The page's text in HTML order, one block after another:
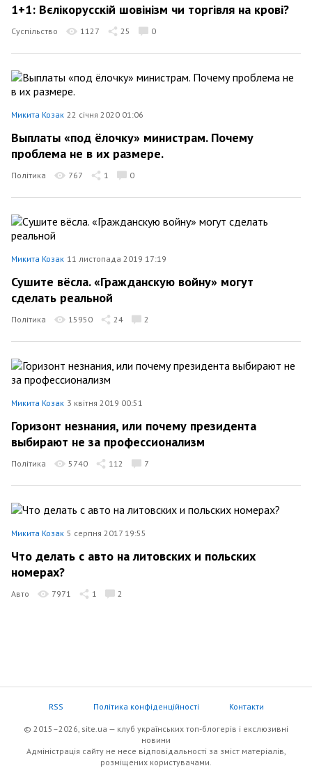
1+1: Вєлікорусскій шовінізм чи торгівля на крові?
Суспільство 1127 25 0
Микита Козак 22 січня 2020 01:06
Выплаты «под ёлочку» министрам. Почему
проблема не в их размере.
Політика 767 1 0
Микита Козак 11 листопада 2019 17:19
Сушите вёсла. «Гражданскую войну» могут
сделать реальной
Політика 15950 24 2
Микита Козак 3 квітня 2019 00:51
Горизонт незнания, или почему президента
выбирают не за профессионализм
Політика 5740 112 7
Микита Козак 5 серпня 2017 19:55
Что делать с авто на литовских и польских
номерах?
Авто 7971 1 2
RSS Політика конфіденційності Контакти
© 2015–2026, site.ua — клуб українських топ-блогерів i екслюзивнi
новини
Адміністрація сайту не несе відповідальності за зміст матеріалів,
розміщених користувачами.